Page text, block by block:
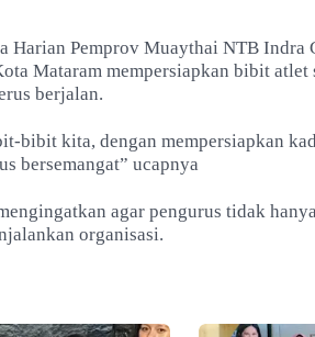
Harian Pemprov Muaythai NTB Indra
Mataram mempersiapkan bibit atlet
berjalan.
bibit kita, dengan mempersiapkan
bersemangat” ucapnya
agar pengurus tidak
organisasi.